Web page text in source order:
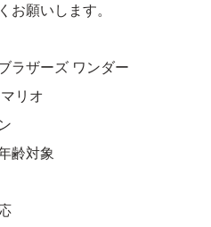
お願いします。
ラザーズ ワンダー
リオ
齢対象